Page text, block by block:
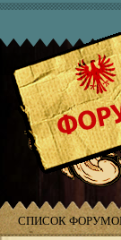
СПИСОК